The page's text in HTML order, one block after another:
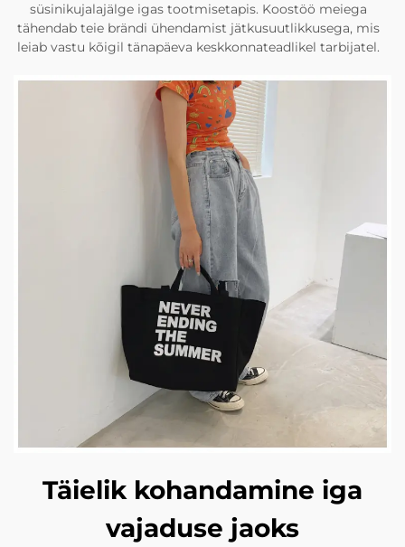
süsinikujalajälge igas tootmisetapis. Koostöö meiega
tähendab teie brändi ühendamist jätkusuutlikkusega, mis
leiab vastu kõigil tänapäeva keskkonnateadlikel tarbijatel.
Täielik kohandamine iga
vajaduse jaoks